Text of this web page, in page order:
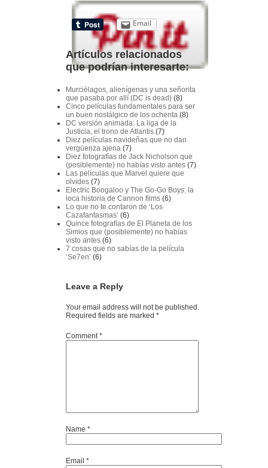
Email
Artículos relacionados
que podrían interesarte:
Murciélagos, alienígenas y una señorita
que pasaba por allí (DC is dead) (8)
Cinco películas fundamentales para ser
un buen nostálgico de los ochenta (8)
DC versión animada: La liga de la
Justicia, el trono de Atlantis (7)
Diez películas navideñas que no dan
vergüenza ajena (7)
Diez fotografías de Jack Nicholson que
(posiblemente) no habías visto antes (7)
Las películas que Marvel quiere que
olvides (7)
Electric Boogaloo y The Go-Go Boys: la
loca historia de Cannon films (6)
Lo que no te contaron de ‘Los
Cazafantasmas’ (6)
Quince fotografías de El Planeta de los
Simios que (posiblemente) no habías
visto antes (6)
7 cosas que no sabías de la película
‘Se7en’ (6)
Leave a Reply
Your email address will not be published.
Required fields are marked *
Comment*
Name *
Email *